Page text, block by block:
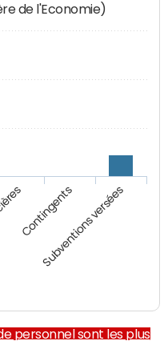
de l'Economie)
Contingents
Subventions versées
personnel sont les plus